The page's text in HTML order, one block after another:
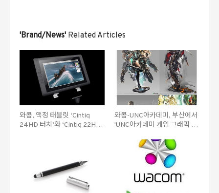
'Brand/News' Related Articles
와콤, 액정 태블릿 ‘Cintiq
24HD 터치’와 ‘Cintiq 22HD’
와콤-UNC아카데미, 부산에서
'UNC아카데미 게임 그래픽 개